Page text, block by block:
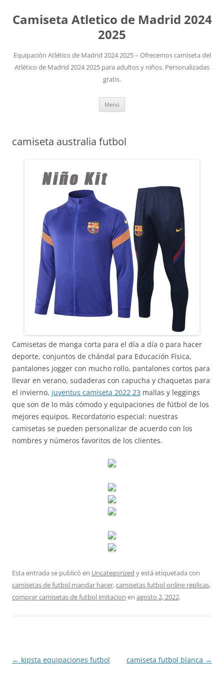
Camiseta Atletico de Madrid 2024
2025
Equipación Atlético de Madrid 2024 2025 – Ofrecemos camiseta del
Atlético de Madrid 2024 2025 para adultos y niños. Personalizadas
gratis.
Menú
camiseta australia futbol
Camisetas de manga corta para el día a día o para hacer
deporte, conjuntos de chándal para Educación Física,
pantalones jogger con mucho rollo, pantalones cortos para
llevar en verano, sudaderas con capucha y chaquetas para
el invierno, juventus camiseta 2022 23 mallas y leggings
que son de lo más cómodo y equipaciones de fútbol de los
mejores equipos. Recordatorio especial: nuestras
camisetas se pueden personalizar de acuerdo con los
nombres y números favoritos de los clientes.
Esta entrada se publicó en Uncategorized y está etiquetada con
camisetas de futbol mandar hacer,camisetas futbol online replicas,
comprar camisetas de futbol imitacion en agosto 2, 2022.
Navegación
← kipsta equipaciones futbol camiseta futbol blanca →